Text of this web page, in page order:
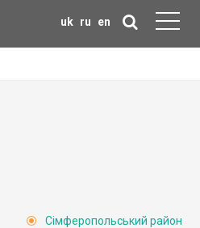
uk ru en
Сімферопольський район